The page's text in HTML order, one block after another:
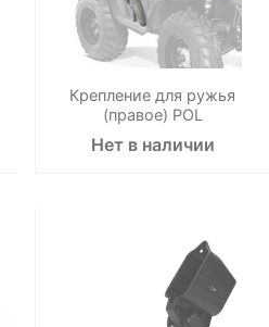
Крепление для ружья
(правое) POL
Нет в наличии